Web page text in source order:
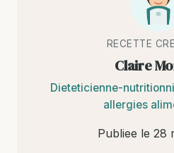
RECETTE
Claire
Dieteticienne-
allergies
Publiee le 28